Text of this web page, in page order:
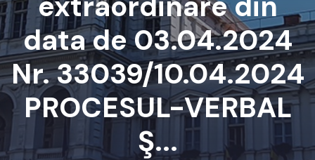
data de 03.04.2024
Nr. 33039/10.04.2024
PROCESUL-VERBAL
Ş...